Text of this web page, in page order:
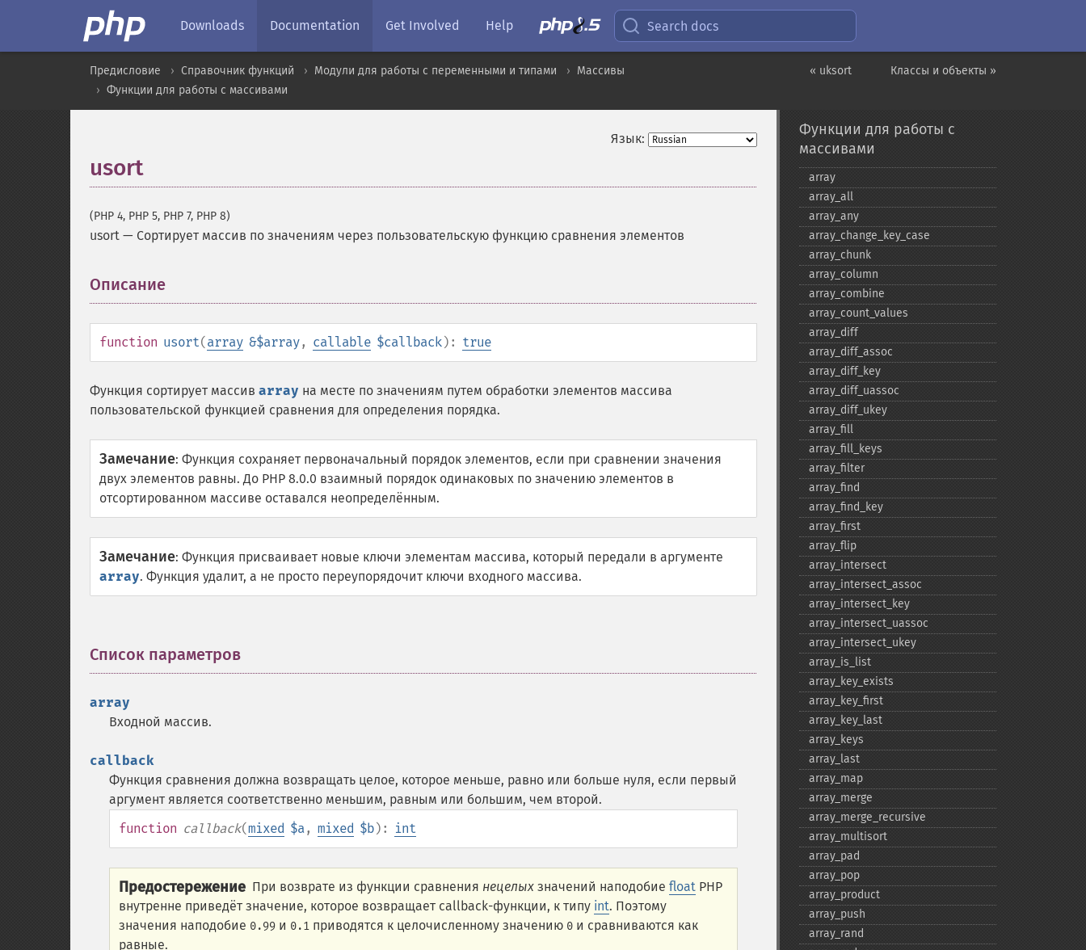
Downloads Documentation Get Involved Help Search docs
Классы и объекты »
« uksort
Предисловие Справочник функций Модули для работы с переменными и типами
Массивы
Функции для работы с массивами
Язык:
usort
(PHP 4, PHP 5, PHP 7, PHP 8)
usort — Сортирует массив по значениям через пользовательскую функцию сравнения элементов
Описание
function usort(array &$array, callable $callback): true
Функция сортирует массив array на месте по значениям путем обработки элементов массива
пользовательской функцией сравнения для определения порядка.
Замечание: Функция сохраняет первоначальный порядок элементов, если при сравнении значения
двух элементов равны. До PHP 8.0.0 взаимный порядок одинаковых по значению элементов в
отсортированном массиве оставался неопределённым.
Замечание: Функция присваивает новые ключи элементам массива, который передали в аргументе
array. Функция удалит, а не просто переупорядочит ключи входного массива.
Список параметров
array
Входной массив.
callback
Функция сравнения должна возвращать целое, которое меньше, равно или больше нуля, если первый
аргумент является соответственно меньшим, равным или большим, чем второй.
function callback(mixed $a, mixed $b): int
Предостережение При возврате из функции сравнения нецелых значений наподобие float PHP
внутренне приведёт значение, которое возвращает callback-функции, к типу int. Поэтому
значения наподобие 0.99 и 0.1 приводятся к целочисленному значению 0 и сравниваются как
равные.
Функции для работы с
массивами
array
array_​all
array_​any
array_​change_​key_​case
array_​chunk
array_​column
array_​combine
array_​count_​values
array_​diff
array_​diff_​assoc
array_​diff_​key
array_​diff_​uassoc
array_​diff_​ukey
array_​fill
array_​fill_​keys
array_​filter
array_​find
array_​find_​key
array_​first
array_​flip
array_​intersect
array_​intersect_​assoc
array_​intersect_​key
array_​intersect_​uassoc
array_​intersect_​ukey
array_​is_​list
array_​key_​exists
array_​key_​first
array_​key_​last
array_​keys
array_​last
array_​map
array_​merge
array_​merge_​recursive
array_​multisort
array_​pad
array_​pop
array_​product
array_​push
array_​rand